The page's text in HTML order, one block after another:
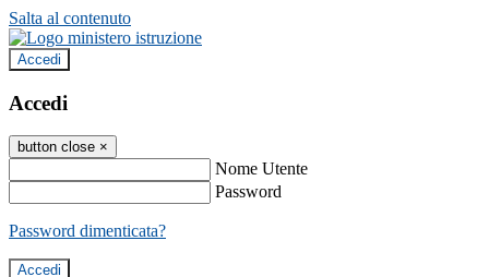
Salta al contenuto
Accedi
Accedi
button close ×
Nome Utente
Password
Password dimenticata?